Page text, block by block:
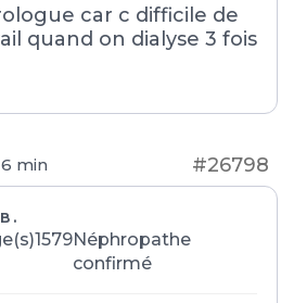
car c difficile de
quand on dialyse 3 fois
min #26798
.
Néphropathe
confirmé